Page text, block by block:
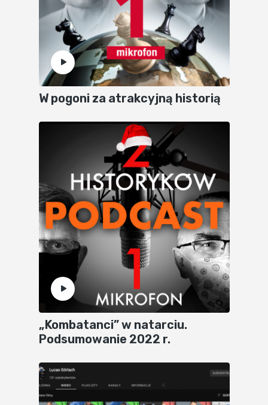
W pogoni za atrakcyjną historią
„Kombatanci” w natarciu.
Podsumowanie 2022 r.